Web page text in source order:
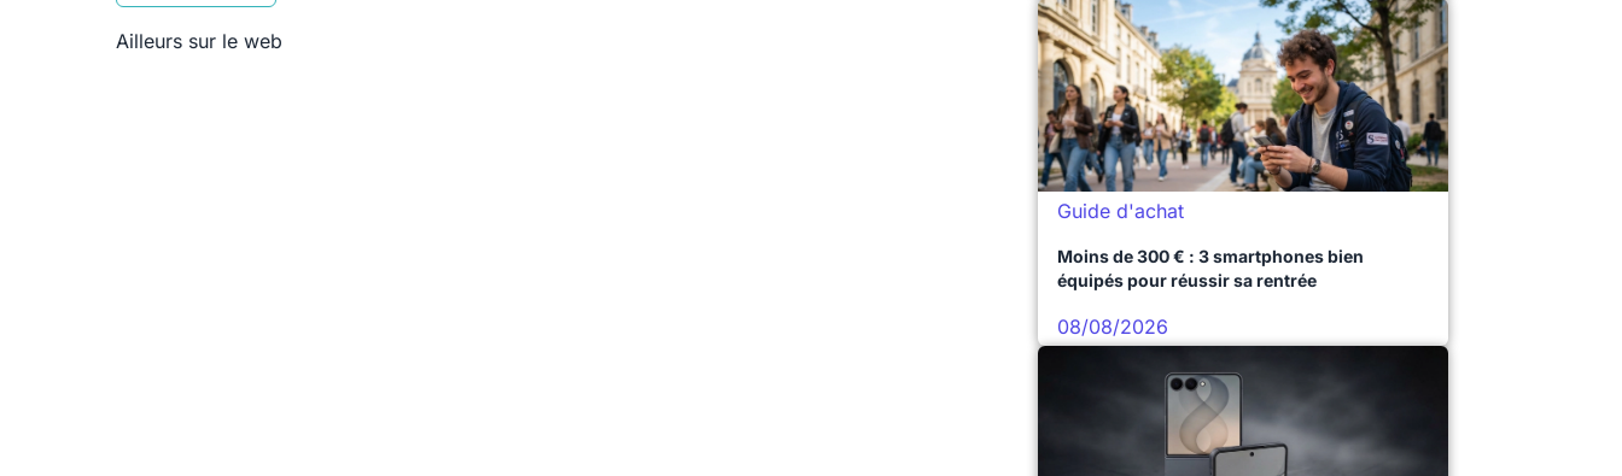
Ailleurs sur le web
Guide d'achat
Moins de 300 € : 3 smartphones bien
équipés pour réussir sa rentrée
08/08/2026